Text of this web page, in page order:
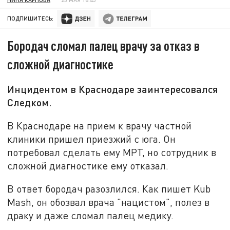
ПОДПИШИТЕСЬ:
Бородач сломал палец врачу за отказ в
сложной диагностике
Инцидентом в Краснодаре заинтересовался
Следком.
В Краснодаре на прием к врачу частной
клиники пришел приезжий с юга. Он
потребовал сделать ему МРТ, но сотрудник в
сложной диагностике ему отказал.
В ответ бородач разозлился. Как пишет Kub
Mash, он обозвал врача "нацистом", полез в
драку и даже сломал палец медику.